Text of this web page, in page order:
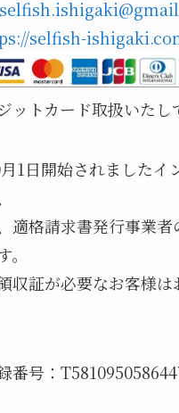
selfish-
ットカード取扱いたし
1日開始されましたイ
適格請求書発行事業者
収証が必要なお客様
番号：